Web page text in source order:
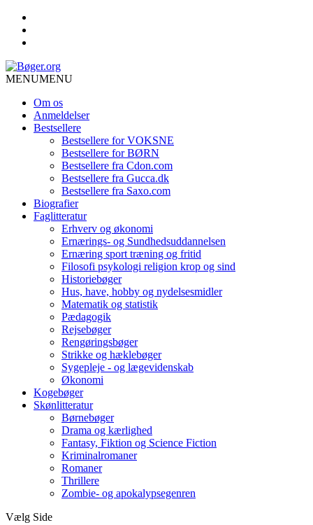
MENUMENU
Om os
Anmeldelser
Bestsellere
Bestsellere for VOKSNE
Bestsellere for BØRN
Bestsellere fra Cdon.com
Bestsellere fra Gucca.dk
Bestsellere fra Saxo.com
Biografier
Faglitteratur
Erhverv og økonomi
Ernærings- og Sundhedsuddannelsen
Ernæring sport træning og fritid
Filosofi psykologi religion krop og sind
Historiebøger
Hus, have, hobby og nydelsesmidler
Matematik og statistik
Pædagogik
Rejsebøger
Rengøringsbøger
Strikke og hæklebøger
Sygepleje - og lægevidenskab
Økonomi
Kogebøger
Skønlitteratur
Børnebøger
Drama og kærlighed
Fantasy, Fiktion og Science Fiction
Kriminalromaner
Romaner
Thrillere
Zombie- og apokalypsegenren
Vælg Side